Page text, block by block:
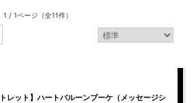
1 / 1ページ （全11件）
トレット】ハートバルーンブーケ（メッセージシ